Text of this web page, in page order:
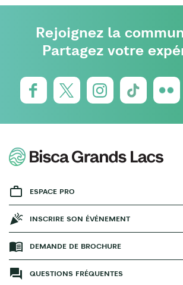
Rejoignez la
Partagez votre
ESPACE PRO
INSCRIRE SON ÉVÉNEMENT
DEMANDE DE BROCHURE
QUESTIONS FRÉQUENTES